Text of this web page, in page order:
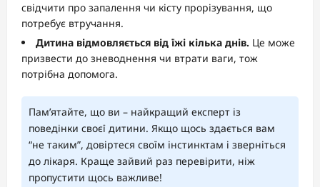
свідчити про запалення чи кісту прорізування, що
потребує втручання.
Дитина відмовляється від їжі кілька днів. Це може
призвести до зневоднення чи втрати ваги, тож
потрібна допомога.
Пам’ятайте, що ви – найкращий експерт із
поведінки своєї дитини. Якщо щось здається вам
“не таким”, довіртеся своїм інстинктам і зверніться
до лікаря. Краще зайвий раз перевірити, ніж
пропустити щось важливе!